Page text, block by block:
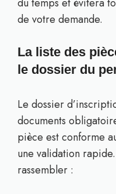
du temps et évitera
de votre demande.
La liste des
le dossier du
Le dossier
documents
pièce est conforme
une validation
rassembler :